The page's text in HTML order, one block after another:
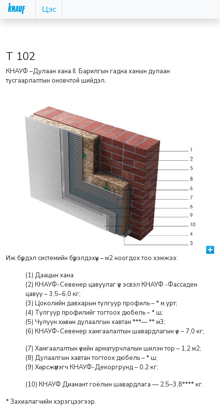
Цэс
Т 102
КНАУФ –Дулаан хана II. Барилгын гадна ханын дулаан
тусгаарлалтын оновчтой шийдэл.
Иж бүрдэл системийн бүрэлдэхүүн – м2 ноогдох тоо хэмжээ:
(1) Даацын хана
(2) КНАУФ-Севенер цавуулаг үе эсвэл КНАУФ -Фассаден
цавуу – 3,5–6,0 кг;
(3) Цоколийн давхарын тулгуур профиль – * м.урт;
(4) Тулгуур профилийг тогтоох дюбель – * ш;
(5) Чулуун хөвөн дулаалгын хавтан ***— ** м3;
(6) КНАУФ-Севенер хамгаалалтын шавардлагын үе – 7,0 кг;
(7) Хамгаалалтын үеийн арматурчлалын шилэн тор – 1,2 м2;
(8) Дулаалгын хавтан тогтоох дюбель – * ш;
(9) Хөрсжүүлэгч КНАУФ-Декоргрунд – 0,2 кг;
(10) КНАУФ Диамант гоёлын шавардлага — 2,5–3,8**** кг.
* Захиалагчийн хэрэгцээгээр.